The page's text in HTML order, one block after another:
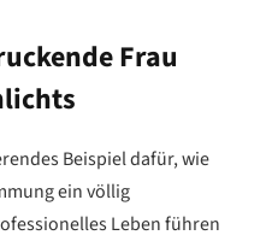
Frau
Beispiel dafür, wie
ein völlig
Leben führen